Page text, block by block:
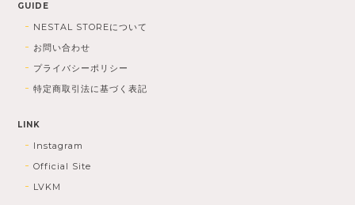
GUIDE
NESTAL STOREについて
お問い合わせ
プライバシーポリシー
特定商取引法に基づく表記
LINK
Instagram
Official Site
LVKM